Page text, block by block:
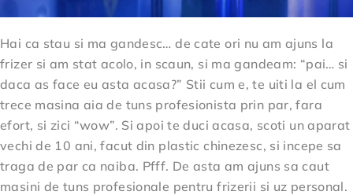
Hai ca stau si ma gandesc… de cate ori nu am ajuns la
frizer si am stat acolo, in scaun, si ma gandeam: “pai… si
daca as face eu asta acasa?” Stii cum e, te uiti la el cum
trece masina aia de tuns profesionista prin par, fara
efort, si zici “wow”. Si apoi te duci acasa, scoti un aparat
vechi de 10 ani, facut din plastic chinezesc, si incepe sa
traga de par ca naiba. Pfff. De asta am ajuns sa caut
masini de tuns profesionale pentru frizerii si uz personal.